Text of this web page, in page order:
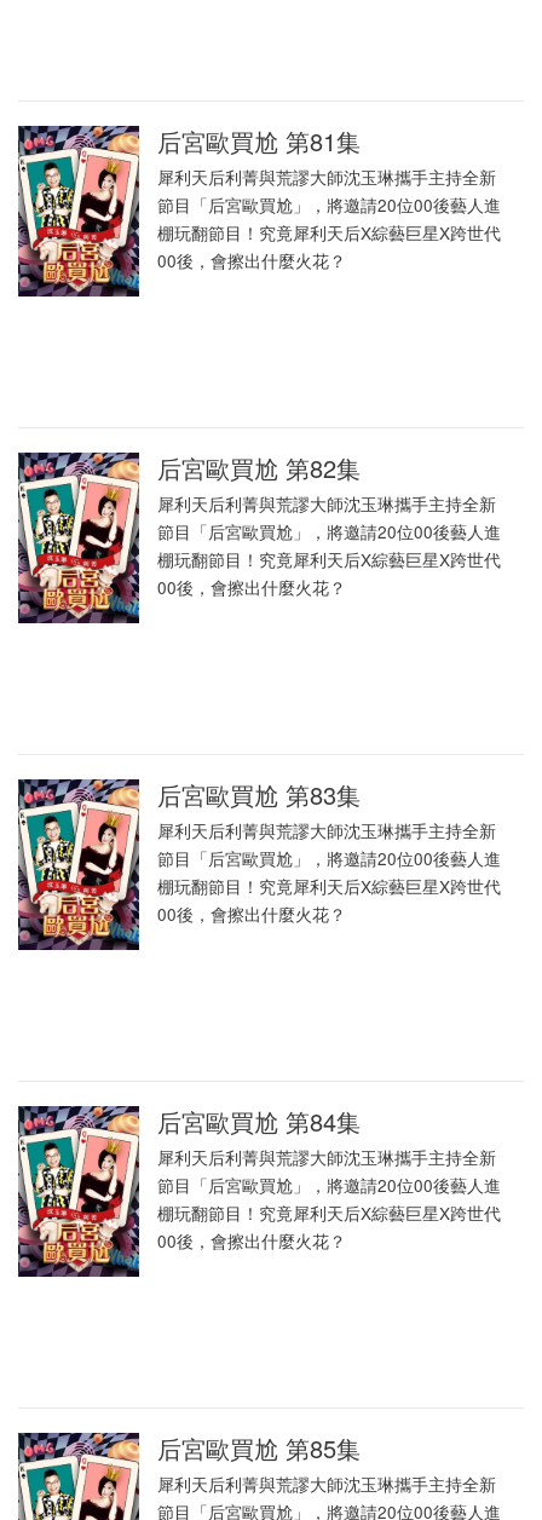
后宮歐買尬 第81集
犀利天后利菁與荒謬大師沈玉琳攜手主持全新
節目「后宮歐買尬」，將邀請20位00後藝人進
棚玩翻節目！究竟犀利天后X綜藝巨星X跨世代
00後，會擦出什麼火花？
后宮歐買尬 第82集
犀利天后利菁與荒謬大師沈玉琳攜手主持全新
節目「后宮歐買尬」，將邀請20位00後藝人進
棚玩翻節目！究竟犀利天后X綜藝巨星X跨世代
00後，會擦出什麼火花？
后宮歐買尬 第83集
犀利天后利菁與荒謬大師沈玉琳攜手主持全新
節目「后宮歐買尬」，將邀請20位00後藝人進
棚玩翻節目！究竟犀利天后X綜藝巨星X跨世代
00後，會擦出什麼火花？
后宮歐買尬 第84集
犀利天后利菁與荒謬大師沈玉琳攜手主持全新
節目「后宮歐買尬」，將邀請20位00後藝人進
棚玩翻節目！究竟犀利天后X綜藝巨星X跨世代
00後，會擦出什麼火花？
后宮歐買尬 第85集
犀利天后利菁與荒謬大師沈玉琳攜手主持全新
節目「后宮歐買尬」，將邀請20位00後藝人進